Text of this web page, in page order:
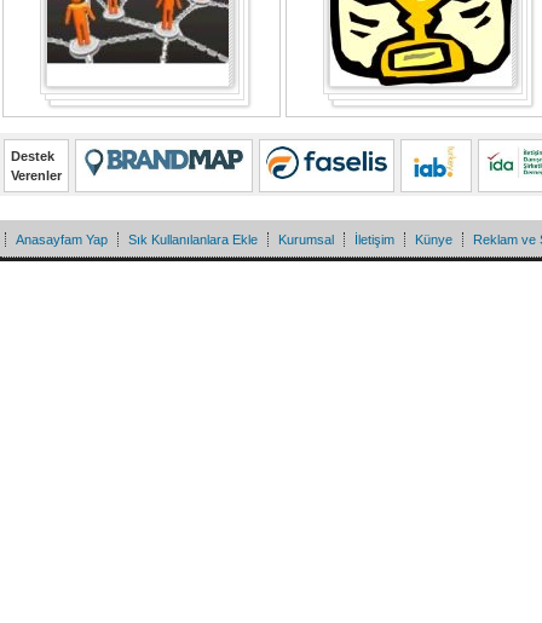
Destek
Verenler
Anasayfam Yap Sık Kullanılanlara Ekle Kurumsal İletişim Künye Reklam ve